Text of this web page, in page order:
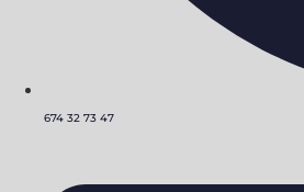
674 32 73 47